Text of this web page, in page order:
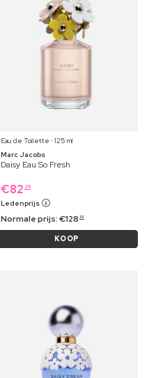
Eau de Toilette ⋅ 125 ml
Marc Jacobs
Daisy Eau So Fresh
€82 29
Ledenprijs
Normale prijs:€128 19
KOOP